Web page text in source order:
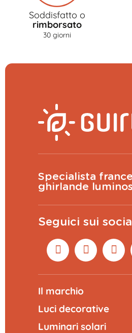
Soddisfatto o
rimborsato
30 giorni
Specialista
ghirlande
Seguici sui
Il marchio
Luci decorative
Luminari solari